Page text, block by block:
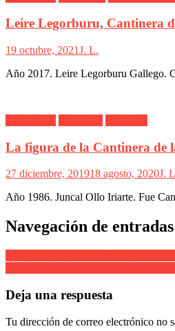
Leire Legorburu, Cantinera
19 octubre, 2021J. L.
Año 2017. Leire Legorburu Gallego.
La figura de la Cantinera de
27 diciembre, 201918 agosto, 2020J.
Año 1986. Juncal Ollo Iriarte. Fue
Navegación de entradas
Deja una respuesta
Tu dirección de correo electrónico no